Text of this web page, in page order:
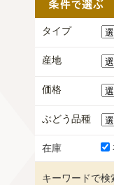
タイプ
産地
価格
ぶどう品種
在庫
キーワードで検